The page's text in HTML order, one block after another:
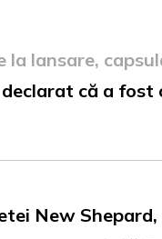
la lansare,
că a fost
New